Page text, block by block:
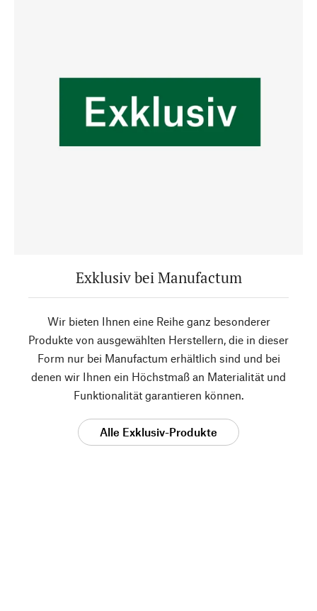
Exklusiv bei Manufactum
Wir bieten Ihnen eine Reihe ganz besonderer
Produkte von ausgewählten Herstellern, die in dieser
Form nur bei Manufactum erhältlich sind und bei
denen wir Ihnen ein Höchstmaß an Materialität und
Funktionalität garantieren können.
Alle Exklusiv-Produkte